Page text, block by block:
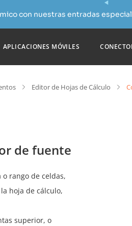
con nuestras entradas
APLICACIONES MÓVILES
Editor de Hojas de Cálculo
de fuente
rango de celdas,
hoja de cálculo,
superior, o